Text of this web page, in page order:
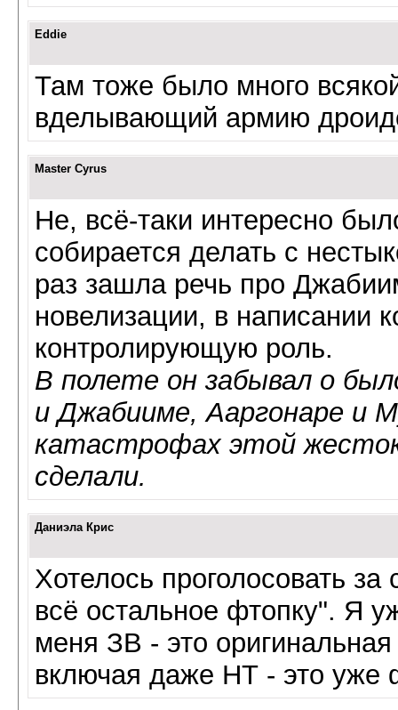
Eddie
Там тоже было много
вделывающий армию
Master Cyrus
Не, всё-таки интересно
собирается делать с
раз зашла речь про
новелизации, в написании
контролирующую роль.
В полете он забывал о
и Джабииме, Ааргонаре и
катастрофах этой
сделали.
Даниэла Крис
Хотелось проголосовать
всё остальное фтопку". Я
меня ЗВ - это
включая даже НТ - это уже